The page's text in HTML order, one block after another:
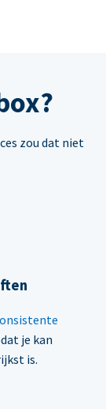
zou dat niet
je kan
is.